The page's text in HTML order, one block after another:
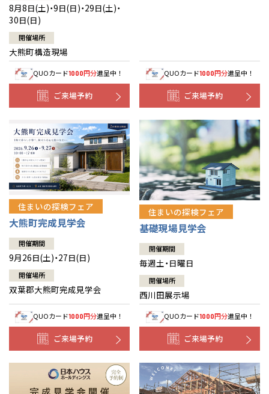
8月8日(土)・9日(日)・29日(土)・
30日(日)
開催場所
大熊町構造現場
QUOカード1000円分進呈中！
ご来場予約
QUOカード1000円分進呈中！
ご来場予約
住まいの探検フェア
大熊町完成見学会
開催期間
9月26日(土)・27日(日)
開催場所
双葉郡大熊町完成見学会
QUOカード1000円分進呈中！
ご来場予約
住まいの探検フェア
基礎現場見学会
開催期間
毎週土・日曜日
開催場所
西川田展示場
QUOカード1000円分進呈中！
ご来場予約